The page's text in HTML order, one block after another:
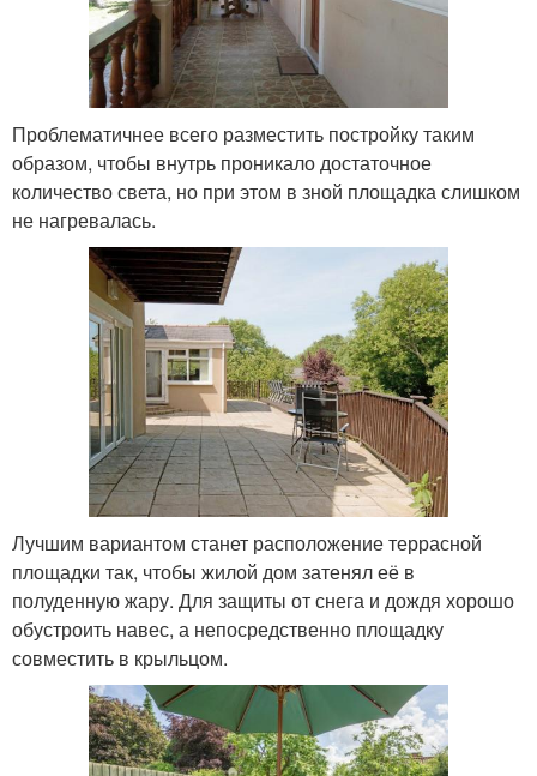
Проблематичнее всего разместить постройку таким
образом, чтобы внутрь проникало достаточное
количество света, но при этом в зной площадка слишком
не нагревалась.
Лучшим вариантом станет расположение террасной
площадки так, чтобы жилой дом затенял её в
полуденную жару. Для защиты от снега и дождя хорошо
обустроить навес, а непосредственно площадку
совместить в крыльцом.